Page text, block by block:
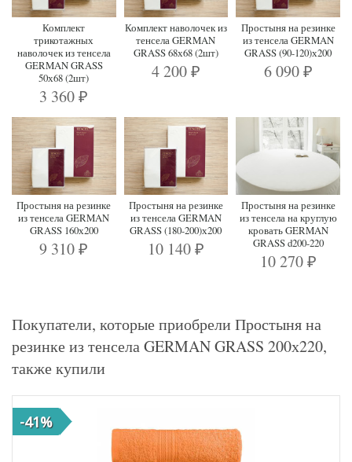
Комплект
трикотажных
наволочек из тенсела
GERMAN GRASS
50х68 (2шт)
3 360₽
Комплект наволочек из
тенсела GERMAN
GRASS 68х68 (2шт)
4 200 ₽
Простыня на резинке
из тенсела GERMAN
GRASS (90-120)х200
6 090 ₽
Простыня на резинке
из тенсела GERMAN
GRASS 160х200
9 310₽
Простыня на резинке
из тенсела GERMAN
GRASS (180-200)х200
10 140 ₽
Простыня на резинке
из тенсела на круглую
кровать GERMAN
GRASS d200-220
10 270 ₽
Покупатели, которые приобрели Простыня на
резинке из тенсела GERMAN GRASS 200х220,
также купили
-41%